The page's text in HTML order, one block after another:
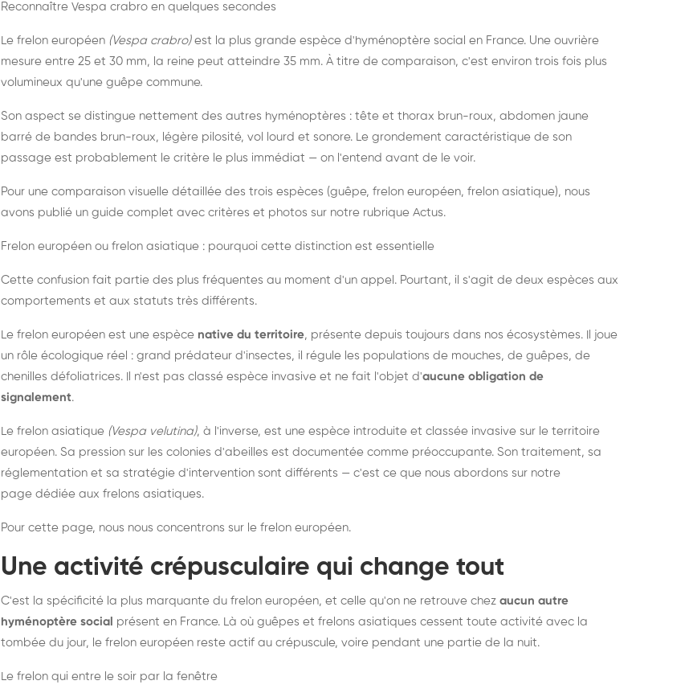
Reconnaître Vespa crabro en quelques secondes
Le frelon européen (Vespa crabro)est la plus grande espèce d'hyménoptère social en France. Une ouvrière
mesure entre 25 et 30 mm, la reine peut atteindre 35 mm. À titre de comparaison, c'est environ trois fois plus
volumineux qu'une guêpe commune.
Son aspect se distingue nettement des autres hyménoptères : tête et thorax brun-roux, abdomen jaune
barré de bandes brun-roux, légère pilosité, vol lourd et sonore. Le grondement caractéristique de son
passage est probablement le critère le plus immédiat — on l'entend avant de le voir.
Pour une comparaison visuelle détaillée des trois espèces (guêpe, frelon européen, frelon asiatique), nous
avons publié un guide complet avec critères et photos sur notre rubrique Actus.
Frelon européen ou frelon asiatique : pourquoi cette distinction est essentielle
Cette confusion fait partie des plus fréquentes au moment d'un appel. Pourtant, il s'agit de deux espèces aux
comportements et aux statuts très différents.
Le frelon européen est une espèce native du territoire, présente depuis toujours dans nos écosystèmes. Il joue
un rôle écologique réel : grand prédateur d'insectes, il régule les populations de mouches, de guêpes, de
chenilles défoliatrices. Il n'est pas classé espèce invasive et ne fait l'objet d'aucune obligation de
signalement.
Le frelon asiatique (Vespa velutina), à l'inverse, est une espèce introduite et classée invasive sur le territoire
européen. Sa pression sur les colonies d'abeilles est documentée comme préoccupante. Son traitement, sa
réglementation et sa stratégie d'intervention sont différents — c'est ce que nous abordons sur notre
page dédiée aux frelons asiatiques.
Pour cette page, nous nous concentrons sur le frelon européen.
Une activité crépusculaire qui change tout
C'est la spécificité la plus marquante du frelon européen, et celle qu'on ne retrouve chez aucun autre
hyménoptère social présent en France. Là où guêpes et frelons asiatiques cessent toute activité avec la
tombée du jour, le frelon européen reste actif au crépuscule, voire pendant une partie de la nuit.
Le frelon qui entre le soir par la fenêtre